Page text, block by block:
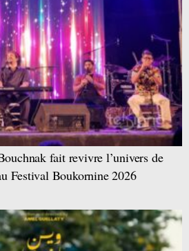
fait revivre l’univers de
Festival Boukornine 2026